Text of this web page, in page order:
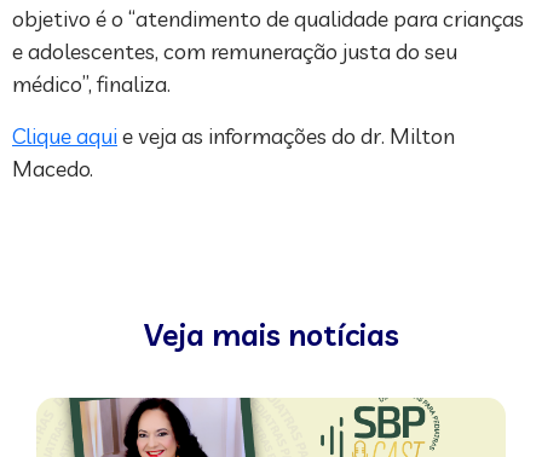
objetivo é o “atendimento de qualidade para crianças
e adolescentes, com remuneração justa do seu
médico”, finaliza.
Clique aqui e veja as informações do dr. Milton
Macedo.
Veja mais notícias